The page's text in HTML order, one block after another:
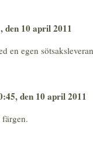
den 10 april 2011
en egen
den 10 april 2011